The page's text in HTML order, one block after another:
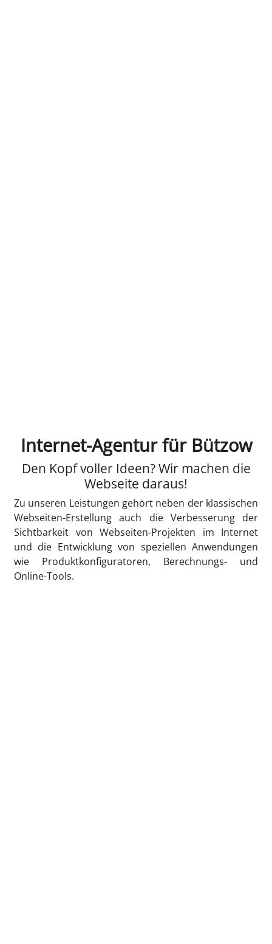
Internet-Agentur für Bützow
Den Kopf voller Ideen? Wir machen die
Webseite daraus!
Zu unseren Leistungen gehört neben der klassischen
Webseiten-Erstellung auch die Verbesserung der
Sichtbarkeit von Webseiten-Projekten im Internet
und die Entwicklung von speziellen Anwendungen
wie Produktkonfiguratoren, Berechnungs- und
Online-Tools.